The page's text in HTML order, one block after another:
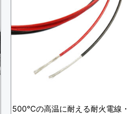
500℃の高温に耐える耐火電線・